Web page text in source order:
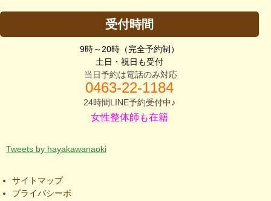
受付時間
9時～20時（完全予約制）
土日・祝日も受付
当日予約は電話のみ対応
0463-22-1184
24時間LINE予約受付中♪
女性整体師も在籍
Tweets by hayakawanaoki
サイトマップ
プライバシーポ